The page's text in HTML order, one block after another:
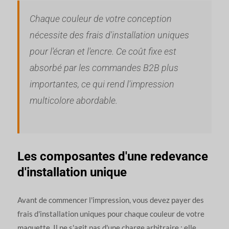
Chaque couleur de votre conception
nécessite des frais d'installation uniques
pour l'écran et l'encre. Ce coût fixe est
absorbé par les commandes B2B plus
importantes, ce qui rend l'impression
multicolore abordable.
Les composantes d'une redevance
d'installation unique
Avant de commencer l'impression, vous devez payer des
frais d'installation uniques pour chaque couleur de votre